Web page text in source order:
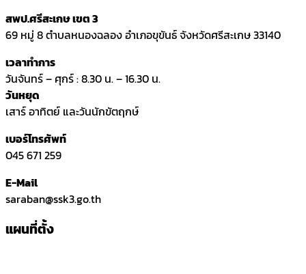
สพป.ศรีสะเกษ เขต 3
69 หมู่ 8 ตำบลหนองฉลอง อำเภอขุขันธ์ จังหวัดศรีสะเกษ 33140
เวลาทำการ
วันจันทร์ – ศุกร์ : 8.30 น. – 16.30 น.
วันหยุด
เสาร์ อาทิตย์ และวันนักขัตฤกษ์
เบอร์โทรศัพท์
045 671 259
E-Mail
saraban@ssk3.go.th
แผนที่ตั้ง